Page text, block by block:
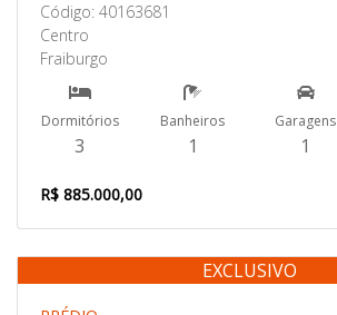
Código: 40163681
Centro
Fraiburgo
Dormitórios
3
Banheiros
1
Garagens
1
R$ 885.000,00
EXCLUSIVO